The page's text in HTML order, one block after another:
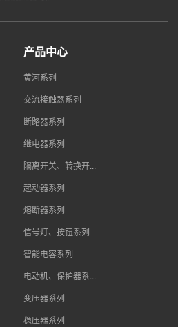
产品中心
黄河系列
交流接触器系列
断路器系列
继电器系列
隔离开关、转换开...
起动器系列
熔断器系列
信号灯、按钮系列
智能电容系列
电动机、保护器系...
变压器系列
稳压器系列